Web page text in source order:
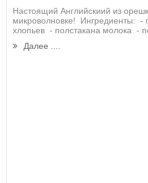
Настоящий Английскиий из
микроволновке! Ингредиенты: -
хлопьев - полстакана молока -
Далее ....